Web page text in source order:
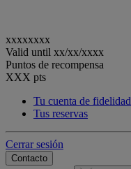
xxxxxxxx
Valid until xx/xx/xxxx
Puntos de recompensa
XXX pts
Tu cuenta de fidelidad
Tus reservas
Cerrar sesión
Contacto